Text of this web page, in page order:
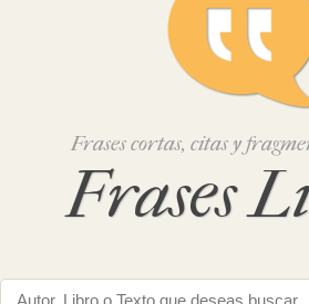
Frases cortas, citas y
Frases